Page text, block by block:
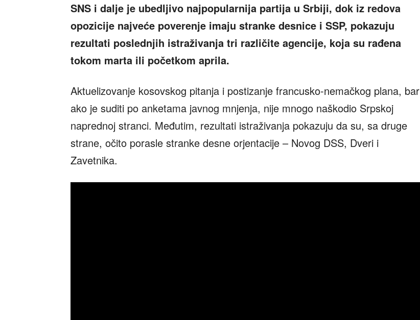
SNS i dalje je ubedljivo najpopularnija partija u Srbiji, dok iz redova
opozicije najveće poverenje imaju stranke desnice i SSP, pokazuju
rezultati poslednjih istraživanja tri različite agencije, koja su rađena
tokom marta ili početkom aprila.
Aktuelizovanje kosovskog pitanja i postizanje francusko-nemačkog plana, bar
ako je suditi po anketama javnog mnjenja, nije mnogo naškodio Srpskoj
naprednoj stranci. Međutim, rezultati istraživanja pokazuju da su, sa druge
strane, očito porasle stranke desne orjentacije – Novog DSS, Dveri i
Zavetnika.